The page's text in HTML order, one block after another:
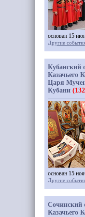
основан 15
Другие
Кубанский
Казачьего
Царя
Кубани
основан 15
Другие
Сочинский
Казачьего